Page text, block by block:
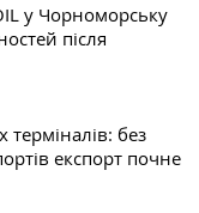
у Чорноморську
після
без
експорт почне